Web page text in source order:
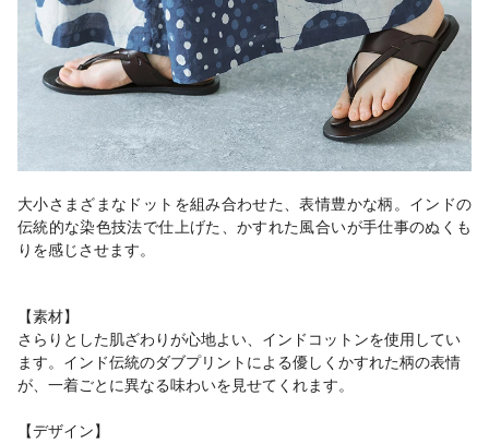
大小さまざまなドットを組み合わせた、表情豊かな柄。インドの
伝統的な染色技法で仕上げた、かすれた風合いが手仕事のぬくも
りを感じさせます。
【素材】
さらりとした肌ざわりが心地よい、インドコットンを使用してい
ます。インド伝統のダブプリントによる優しくかすれた柄の表情
が、一着ごとに異なる味わいを見せてくれます。
【デザイン】